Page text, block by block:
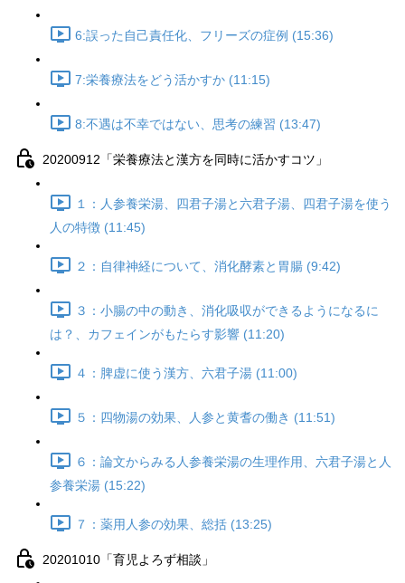
6:誤った自己責任化、フリーズの症例 (15:36)
7:栄養療法をどう活かすか (11:15)
8:不遇は不幸ではない、思考の練習 (13:47)
20200912「栄養療法と漢方を同時に活かすコツ」
１：人参養栄湯、四君子湯と六君子湯、四君子湯を使う
人の特徴 (11:45)
２：自律神経について、消化酵素と胃腸 (9:42)
３：小腸の中の動き、消化吸収ができるようになるに
は？、カフェインがもたらす影響 (11:20)
４：脾虚に使う漢方、六君子湯 (11:00)
５：四物湯の効果、人参と黄耆の働き (11:51)
６：論文からみる人参養栄湯の生理作用、六君子湯と人
参養栄湯 (15:22)
７：薬用人参の効果、総括 (13:25)
20201010「育児よろず相談」